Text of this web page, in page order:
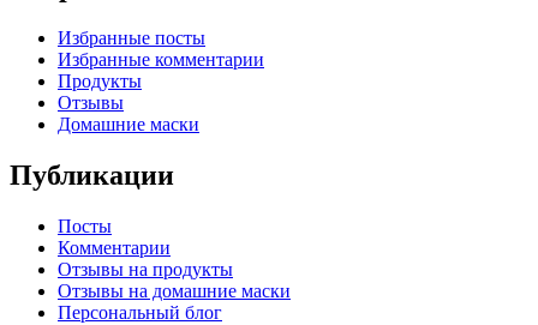
Избранные посты
Избранные комментарии
Продукты
Отзывы
Домашние маски
Публикации
Посты
Комментарии
Отзывы на продукты
Отзывы на домашние маски
Персональный блог